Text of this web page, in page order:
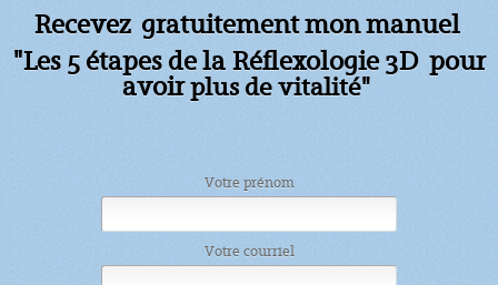
Recevez gratuitement mon manuel
"Les 5 étapes de la Réflexologie 3D pour
avoirplus de vitalité"
Votre prénom
Votre courriel